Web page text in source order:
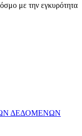
με την εγκυρότητα
ΔΕΔΟΜΕΝΩΝ